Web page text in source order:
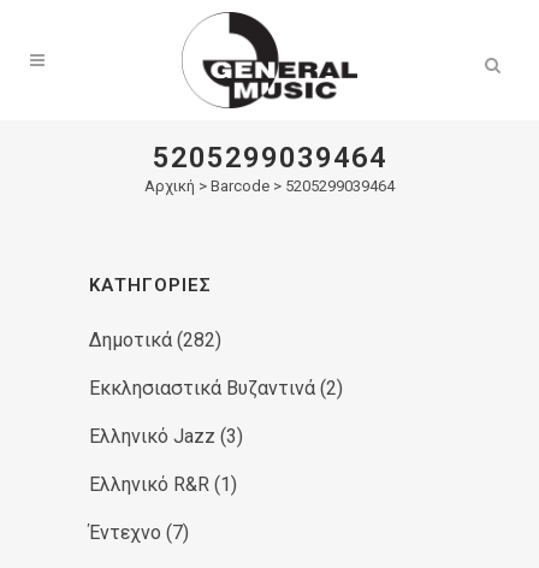
5205299039464
Αρχική > Barcode > 5205299039464
ΚΑΤΗΓΟΡΊΕΣ
Δημοτικά (282)
Εκκλησιαστικά Βυζαντινά (2)
Ελληνικό Jazz (3)
Ελληνικό R&R (1)
Έντεχνο (7)